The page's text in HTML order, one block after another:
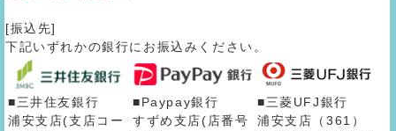
[振込先]
下記いずれかの銀行にお振込みください。
■三井住友銀行
浦安支店(支店コー
■Paypay銀行
すずめ支店(店番号
■三菱UFJ銀行
浦安支店（361）